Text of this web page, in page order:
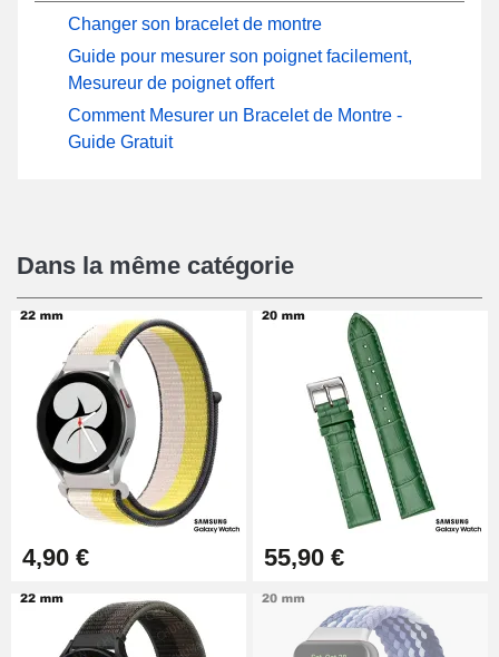
Changer son bracelet de montre
Guide pour mesurer son poignet facilement,
Mesureur de poignet offert
Comment Mesurer un Bracelet de Montre -
Guide Gratuit
Dans la même catégorie
4,90 € 55,90 €